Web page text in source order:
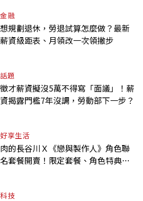
金融
想規劃退休，勞退試算怎麼做？最新
薪資級距表、月領改一次領撇步
話題
徵才薪資擬沒5萬不得寫「面議」！薪
資揭露門檻7年沒調，勞動部下一步？
好享生活
肉的長谷川Ｘ《戀與製作人》角色聯
名套餐開賣！限定套餐、角色特典、
科技